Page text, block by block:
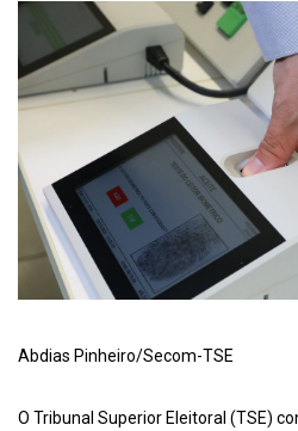
Abdias Pinheiro/Secom-TSE
O Tribunal Superior Eleitoral (TSE)